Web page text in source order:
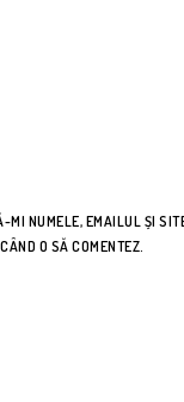
MI NUMELE, EMAILUL ȘI
O SĂ COMENTEZ.